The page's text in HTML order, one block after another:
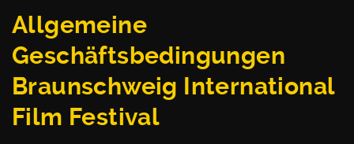
Allgemeine
Geschäftsbedingungen
Braunschweig International
Film Festival